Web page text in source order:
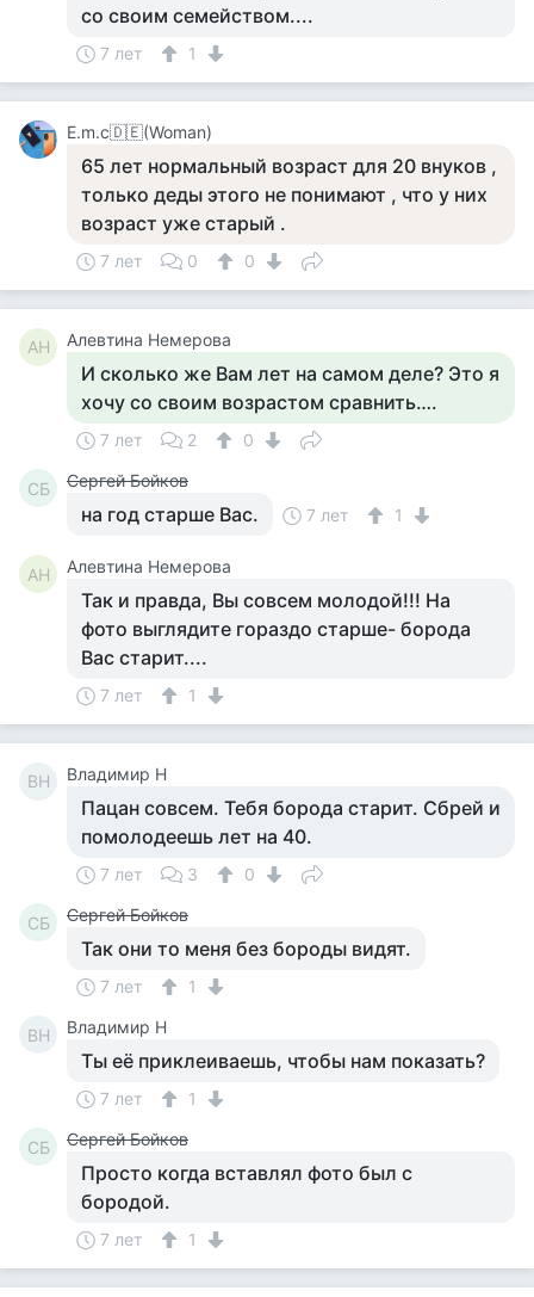
со своим семейством....
7 лет 1
Е.m.c🇩🇪(Woman)
65 лет нормальный возраст для 20 внуков ,
только деды этого не понимают , что у них
возраст уже старый .
7 лет 0 0
АН Алевтина Немерова
И сколько же Вам лет на самом деле? Это я
хочу со своим возрастом сравнить….
7 лет 2 0
СБ Сергей Бойков
на год старше Вас. 7 лет 1
АН Алевтина Немерова
Так и правда, Вы совсем молодой!!! На
фото выглядите гораздо старше- борода
Вас старит....
7 лет 1
ВН Владимир Н
Пацан совсем. Тебя борода старит. Сбрей и
помолодеешь лет на 40.
7 лет 3 0
СБ Сергей Бойков
Так они то меня без бороды видят.
7 лет 1
ВН Владимир Н
Ты её приклеиваешь, чтобы нам показать?
7 лет 1
СБ Сергей Бойков
Просто когда вставлял фото был с
бородой.
7 лет 1